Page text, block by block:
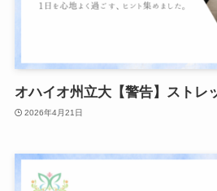
オハイオ州立大【警告】ストレ
2026年4月21日